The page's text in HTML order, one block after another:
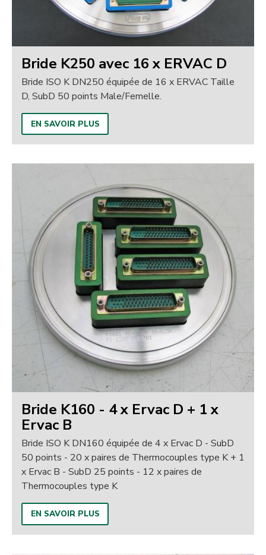
Bride K250 avec 16 x ERVAC D
Bride ISO K DN250 équipée de 16 x ERVAC Taille
D, SubD 50 points Male/Femelle.
EN SAVOIR PLUS
Bride K160 - 4 x Ervac D + 1 x
Ervac B
Bride ISO K DN160 équipée de 4 x Ervac D - SubD
50 points - 20 x paires de Thermocouples type K + 1
x Ervac B - SubD 25 points - 12 x paires de
Thermocouples type K
EN SAVOIR PLUS